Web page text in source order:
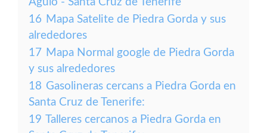
16 Mapa Satelite de Piedra Gorda y sus
alrededores
17 Mapa Normal google de Piedra Gorda
y sus alrededores
18 Gasolineras cercans a Piedra Gorda en
Santa Cruz de Tenerife:
19 Talleres cercanos a Piedra Gorda en